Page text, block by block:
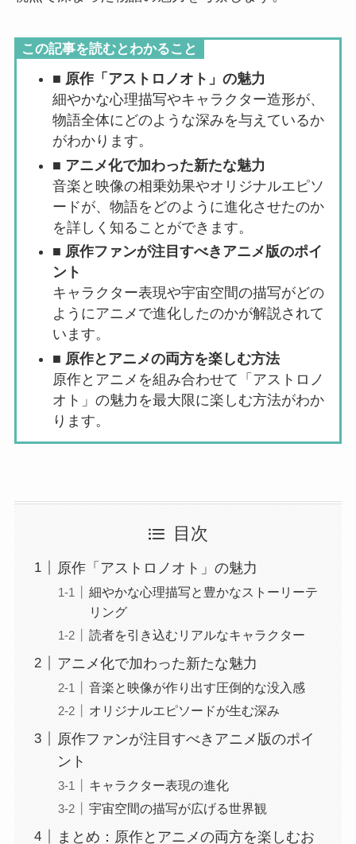
この記事を読むとわかること
■ 原作「アストロノオト」の魅力
細やかな心理描写やキャラクター造形が、
物語全体にどのような深みを与えているか
がわかります。
■ アニメ化で加わった新たな魅力
音楽と映像の相乗効果やオリジナルエピソ
ードが、物語をどのように進化させたのか
を詳しく知ることができます。
■ 原作ファンが注目すべきアニメ版のポイ
ント
キャラクター表現や宇宙空間の描写がどの
ようにアニメで進化したのかが解説されて
います。
■ 原作とアニメの両方を楽しむ方法
原作とアニメを組み合わせて「アストロノ
オト」の魅力を最大限に楽しむ方法がわか
ります。
目次
原作「アストロノオト」の魅力
細やかな心理描写と豊かなストーリーテ
リング
読者を引き込むリアルなキャラクター
アニメ化で加わった新たな魅力
音楽と映像が作り出す圧倒的な没入感
オリジナルエピソードが生む深み
原作ファンが注目すべきアニメ版のポイ
ント
キャラクター表現の進化
宇宙空間の描写が広げる世界観
まとめ：原作とアニメの両方を楽しむお